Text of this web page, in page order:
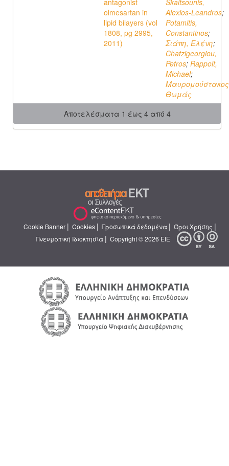
antagonist
olmesartan in
lipid bilayers (vol
1808, pg 2995,
2011)
Skaltsounis,
Alexios-Leandros;
Potamitis,
Constantinos;
Σιάπη, Ελένη;
Chatzigeorgiou,
Petros; Rappolt,
Michael;
Θωμάς
Αποτελέσματα 1 έως 4 από 4
Cookie Banner | Cookies | Προσωπικά δεδομένα | Όροι Χρήσης |
Πνευματική Ιδιοκτησία | Copyright © 2026 ΕΙΕ